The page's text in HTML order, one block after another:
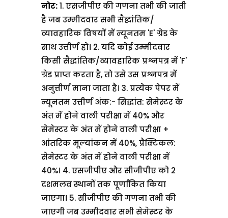
नोट:1. एसजीपीए की गणना तभी की जाती
है जब उम्मीदवार सभी सैद्धांतिक/
व्यावहारिक विषयों में न्यूनतम 'E' ग्रेड के
साथ उत्तीर्ण हो। 2. यदि कोई उम्मीदवार
किसी सैद्धांतिक/व्यावहारिक प्रश्नपत्र में 'F'
ग्रेड प्राप्त करता है, तो उसे उस प्रश्नपत्र में
अनुत्तीर्ण माना जाता है। 3. प्रत्येक पेपर में
न्यूनतम उत्तीर्ण अंक:- सिद्धांत: सेमेस्टर के
अंत में होने वाली परीक्षा में 40% और
सेमेस्टर के अंत में होने वाली परीक्षा +
आंतरिक मूल्यांकन में 40%,प्रैक्टिकल:
सेमेस्टर के अंत में होने वाली परीक्षा में
40%। 4. एसजीपीए और सीजीपीए को 2
दशमलव स्थानों तक पूर्णांकित किया
जाएगा। 5. सीजीपीए की गणना तभी की
जाएगी जब उम्मीदवार सभी सेमेस्टर के